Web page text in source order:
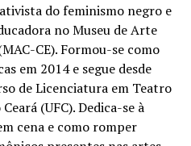
do feminismo negro e
no Museu de Arte
CE). Formou-se como
em 2014 e segue desde
de Licenciatura em Teatro
(UFC). Dedica-se à
cena e como romper